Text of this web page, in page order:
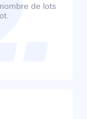
de lots